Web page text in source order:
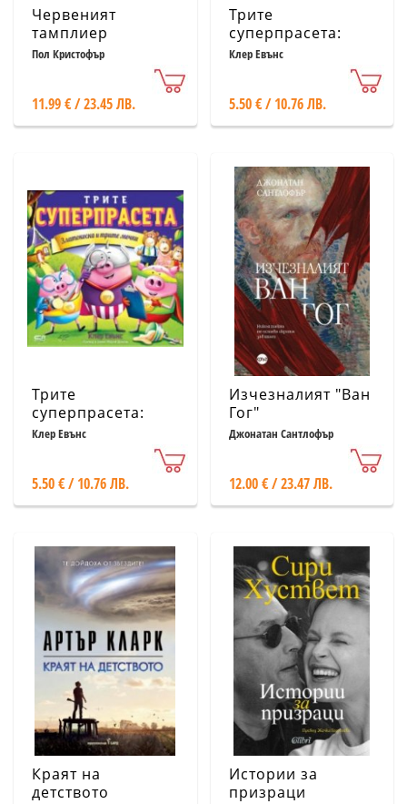
Червеният
тамплиер
Пол Кристофър
11.99 € / 23.45 ЛВ.
Трите
суперпрасета:
Началото
Клер Евънс
5.50 € / 10.76 ЛВ.
Трите
суперпрасета:
Златокоска и
Клер Евънс
5.50 € / 10.76 ЛВ.
Изчезналият "Ван
Гог"
Джонатан Сантлофър
12.00 € / 23.47 ЛВ.
Краят на
детството
Истории за
призраци